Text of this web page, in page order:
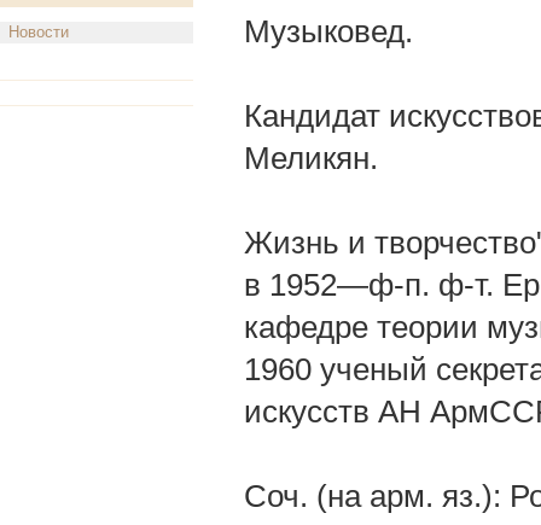
Новости Музыковед.
Кандидат
Меликян.
Жизнь и
в 1952—ф-п. ф-т.
кафедре теории
1960 ученый
искусств АН
Соч. (на арм. яз.):